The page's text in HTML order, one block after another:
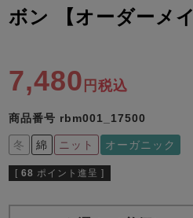
売れ筋ランキング
- Item Ranking -
すべての季節のパジャ
単品
ン単品
ボン 【オーダーメイ
7,480 税込
商品番号 rbm001_17500
冬 綿 ニット オーガニック
[ 68 ポイント進呈 ]